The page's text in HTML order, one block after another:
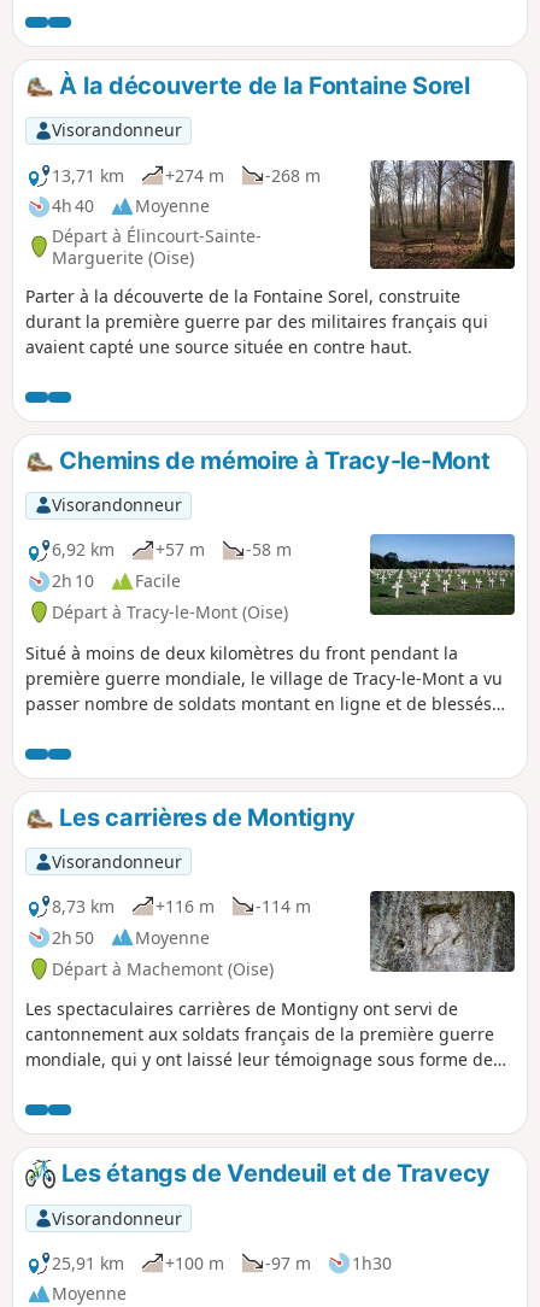
À la découverte de la Fontaine Sorel
Visorandonneur
13,71 km
+274 m
-268 m
4h 40
Moyenne
Départ à Élincourt-Sainte-
Marguerite (Oise)
Parter à la découverte de la Fontaine Sorel, construite
durant la première guerre par des militaires français qui
avaient capté une source située en contre haut.
Chemins de mémoire à Tracy-le-Mont
Visorandonneur
6,92 km
+57 m
-58 m
2h 10
Facile
Départ à Tracy-le-Mont (Oise)
Situé à moins de deux kilomètres du front pendant la
première guerre mondiale, le village de Tracy-le-Mont a vu
passer nombre de soldats montant en ligne et de blessés
années pénibles et passe par des lieux émouvants comme
l'ancien cimetière provisoire et la nécropole nationale qui
lui a été substituée.
Les carrières de Montigny
Visorandonneur
8,73 km
+116 m
-114 m
2h 50
Moyenne
Départ à Machemont (Oise)
Les spectaculaires carrières de Montigny ont servi de
cantonnement aux soldats français de la première guerre
mondiale, qui y ont laissé leur témoignage sous forme de
Machemontoise, fait revivre ces lieux et y organise des
visites. Cette randonnée se propose de gagner à pied ces
carrières, principalement à travers bois, tout en passant en
revue le patrimoine de la commune.
Les étangs de Vendeuil et de Travecy
Visorandonneur
25,91 km
+100 m -97 m
1h30
Moyenne